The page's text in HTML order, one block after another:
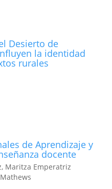
Desierto de
la identidad
rurales
de Aprendizaje y
docente
Maritza Emperatriz